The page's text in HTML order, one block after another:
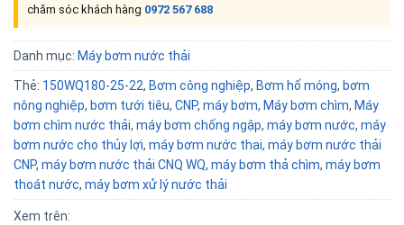
chăm sóc khách hàng 0972 567 688
Danh mục: Máy bơm nước thải
Thẻ: 150WQ180-25-22, Bơm công nghiệp, Bơm hố móng, bơm
nông nghiệp, bơm tưới tiêu, CNP, máy bơm, Máy bơm chìm, Máy
bơm chìm nước thải, máy bơm chống ngập, máy bơm nước, máy
bơm nước cho thủy lợi, máy bơm nước thai, máy bơm nước thải
CNP, máy bơm nước thải CNQ WQ, máy bơm thả chìm, máy bơm
thoát nước, máy bơm xử lý nước thải
Xem trên: